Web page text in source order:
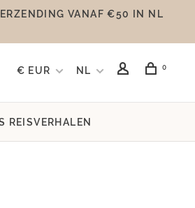
VANAF €50 IN NL
€ EUR NL 0
REISVERHALEN